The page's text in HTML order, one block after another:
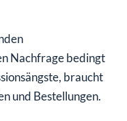
Nachfrage bedingt
braucht
und Bestellungen.